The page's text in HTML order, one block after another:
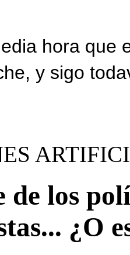
hora que
y sigo
de los
¿O